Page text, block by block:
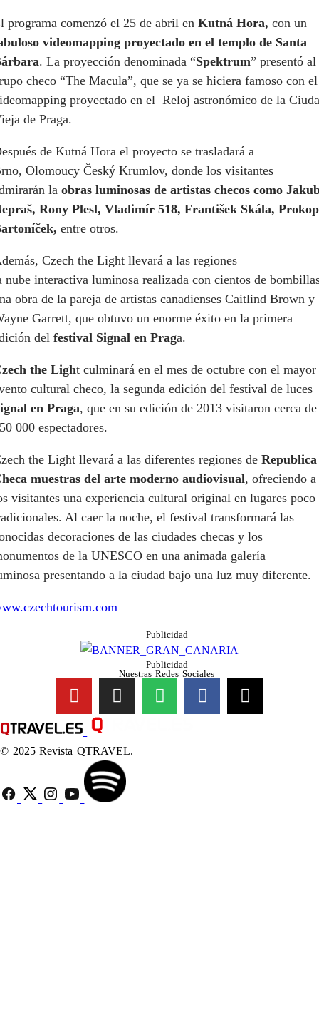
programa comenzó el 25 de abril en Kutná Hora, con un
videomapping proyectado en el templo de Santa
. La proyección denominada “Spektrum” presentó al
checo “The Macula”, que se ya se hiciera famoso con el
proyectado en el Reloj astronómico de la
de Praga.
de Kutná Hora el proyecto se trasladará a
Olomoucy Český Krumlov, donde los visitantes
la obras luminosas de artistas checos como
Rony Plesl, Vladimír 518, František Skála, Prokop
entre otros.
Czech the Light llevará a las regiones
nube interactiva luminosa realizada con cientos de
obra de la pareja de artistas canadienses Caitlind Brown y
Garrett, que obtuvo un enorme éxito en la primera
del festival Signal en Praga.
the Light culminará en el mes de octubre con el mayor
cultural checo, la segunda edición del festival de luces
ignal en Praga, que en su edición de 2013 visitaron cerca de
000 espectadores.
the Light llevará a las diferentes regiones de Republica
muestras del arte moderno audiovisual, ofreciendo a
visitantes una experiencia cultural original en lugares poco
Al caer la noche, el festival transformará las
decoraciones de las ciudades checas y los
de la UNESCO en una animada galería
presentando a la ciudad bajo una luz muy diferente.
Publicidad
Publicidad
Nuestras Redes Sociales
© 2025 Revista QTRAVEL.